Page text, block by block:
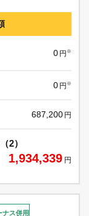
0 円 ※
0 円 ※
687,200 円
2）
1,934,339 円
ナス併用